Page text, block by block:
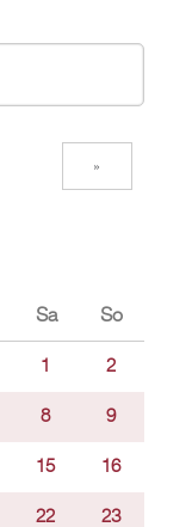
»
Sa So
1 2
8 9
15 16
22 23